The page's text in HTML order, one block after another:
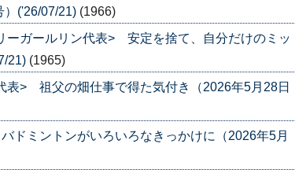
）('26/07/21) (1966)
ガールリン代表> 安定を捨て、自分だけのミッ
21) (1965)
> 祖父の畑仕事で得た気付き（2026年5月28日
ミントンがいろいろなきっかけに（2026年5月